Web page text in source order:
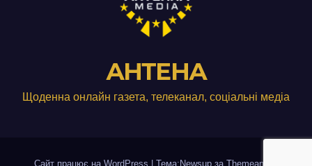
АНТЕНА
Щоденна онлайн газета, телеканал, соціальні медіа
Сайт працює на WordPress Тема:Newsup за Themeansar